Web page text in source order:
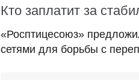
Кто заплатит за
«Росптицесоюз»
сетями для борьбы с